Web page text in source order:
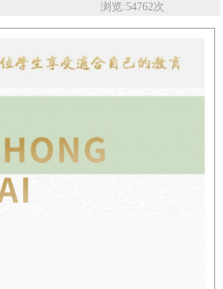
浏览:54762次